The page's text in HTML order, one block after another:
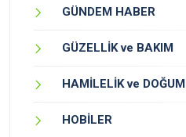
GÜNDEM HABER
GÜZELLİK ve BAKIM
HAMİLELİK ve DOĞUM
HOBİLER